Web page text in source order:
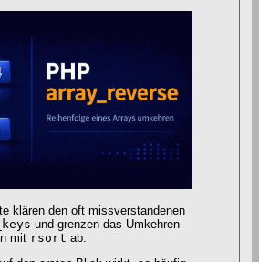
klären den oft missverstandenen
und grenzen das Umkehren
mit rsort ab.